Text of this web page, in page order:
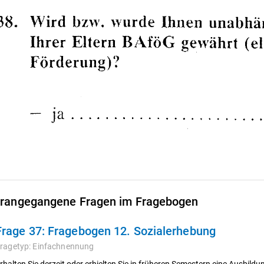
Fragen im Fragebogen
37: Fragebogen 12. Sozialerhebung
Einfachnennung